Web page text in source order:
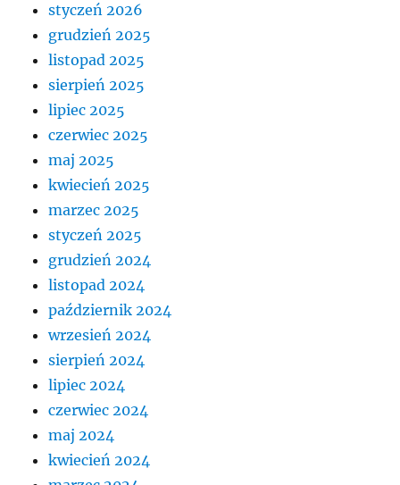
styczeń 2026
grudzień 2025
listopad 2025
sierpień 2025
lipiec 2025
czerwiec 2025
maj 2025
kwiecień 2025
marzec 2025
styczeń 2025
grudzień 2024
listopad 2024
październik 2024
wrzesień 2024
sierpień 2024
lipiec 2024
czerwiec 2024
maj 2024
kwiecień 2024